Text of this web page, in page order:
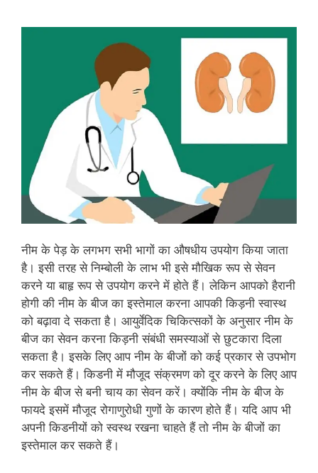
नीम के पेड़ के लगभग सभी भागों का औषधीय उपयोग किया जाता
है। इसी तरह से निम्‍बोली के लाभ भी इसे मौखिक रूप से सेवन
करने या बाहृ रूप से उपयोग करने में होते हैं। लेकिन आपको हैरानी
होगी की नीम के बीज का इस्‍तेमाल करना आपकी किड़नी स्‍वास्‍थ
को बढ़ावा दे सकता है। आयुर्वेदिक चिकित्‍सकों के अनुसार नीम के
बीज का सेवन करना किड़नी संबंधी समस्‍याओं से छुटकारा दिला
सकता है। इसके लिए आप नीम के बीजों को कई प्रकार से उपभोग
कर सकते हैं। किडनी में मौजूद संक्रमण को दूर करने के लिए आप
नीम के बीज से बनी चाय का सेवन करें। क्‍योंकि नीम के बीज के
फायदे इसमें मौजूद रोगाणुरोधी गुणों के कारण होते हैं। यदि आप भी
अपनी किडनीयों को स्‍वस्‍थ रखना चाहते हैं तो नीम के बीजों का
इस्‍तेमाल कर सकते हैं।